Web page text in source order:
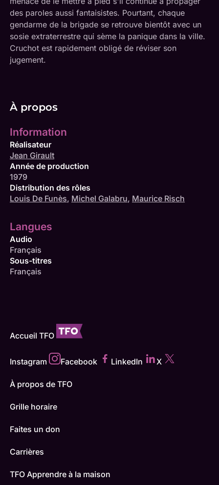
des paroles aussi fantaisistes. Pourtant, chaque
gendarme de la brigade se retrouve bientôt avec un
sosie extraterrestre qui sème la panique dans la ville.
Cruchot est rapidement obligé de réviser son
jugement.
À propos
Information
Réalisateur
Jean Girault
Année de production
1979
Distribution des rôles
Louis De Funès, Michel Galabru, Maurice Risch
Langues
Audio
Français
Sous-titres
Français
Accueil TFO
Instagram Facebook LinkedIn X
À propos de TFO
Grille horaire
Faites un don
Carrières
TFO Apprendre à la maison